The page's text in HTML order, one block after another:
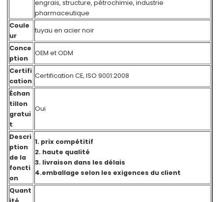
engrais, structure, pétrochimie, industrie
pharmaceutique
Coule
ur
tuyau en acier noir
Conce
ption
OEM et ODM
Certifi
cation
Certification CE, ISO 9001:2008
Échan
tillon
gratui
t
Oui
Descri
ption
de la
foncti
on
1. prix compétitif
2. haute qualité
3. livraison dans les délais
4.emballage selon les exigences du client
Quant